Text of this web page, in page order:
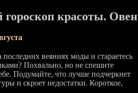
красоты. Овен
веяниях моды и стараетесь
Похвально, но не спешите
Подумайте, что лучше подчеркнет
и скроет недостатки. Короткое,